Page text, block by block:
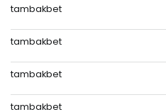
tambakbet
tambakbet
tambakbet
tambakbet